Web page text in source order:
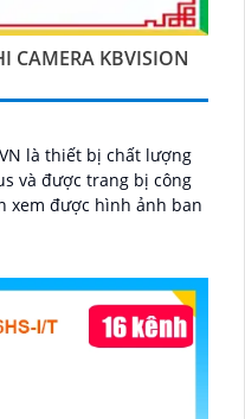
CAMERA KBVISION
là thiết bị chất lượng
và được trang bị công